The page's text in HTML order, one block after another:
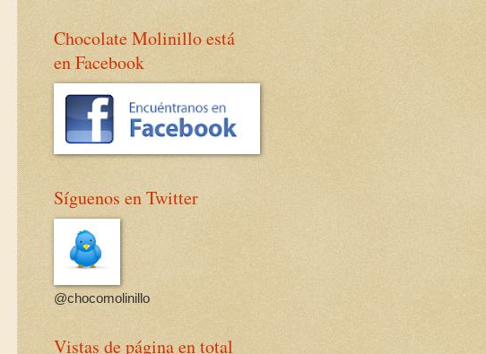
Chocolate Molinillo está
en Facebook
Síguenos en Twitter
@chocomolinillo
Vistas de página en total